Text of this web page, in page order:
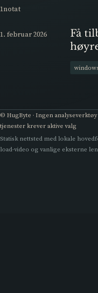
1notat
1. februar 2026
Få
© HugByte · Ingen analyseverktøy
tjenester krever aktive valg
Statisk nettsted med lokale
load-video og vanlige eksterne